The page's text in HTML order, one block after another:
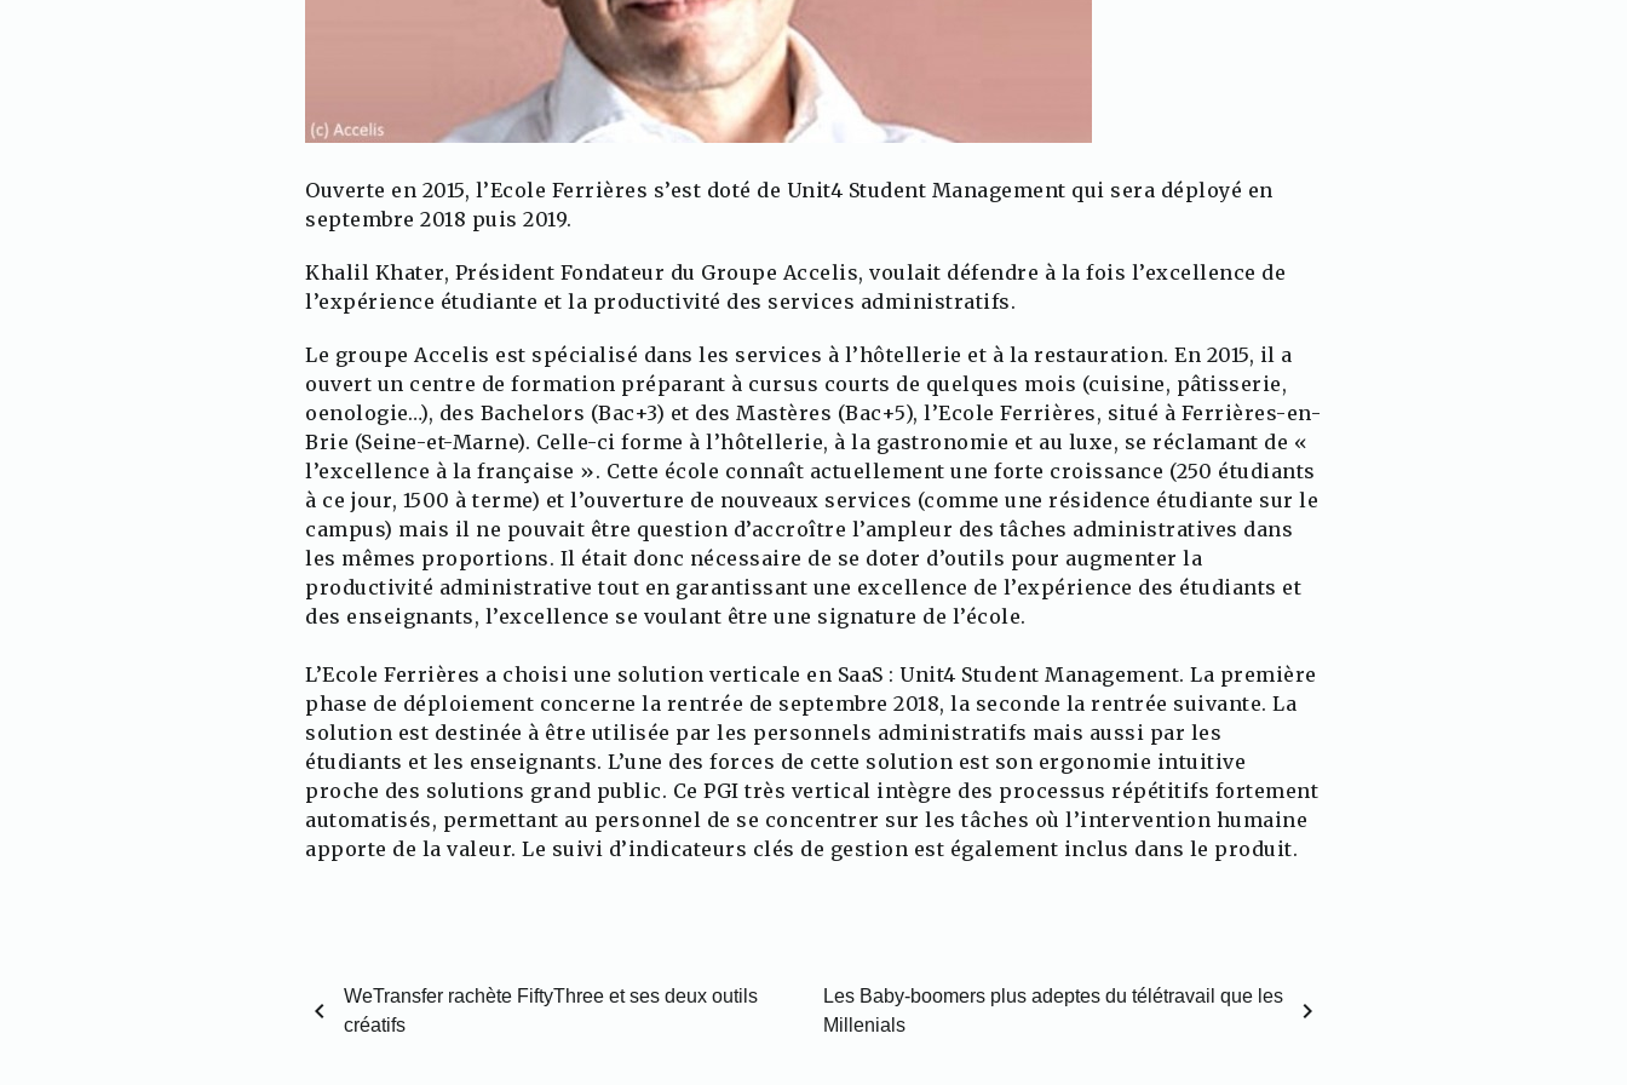
Ouverte en 2015, l’Ecole Ferrières s’est doté de Unit4 Student Management qui sera déployé en
septembre 2018 puis 2019.
Khalil Khater, Président Fondateur du Groupe Accelis, voulait défendre à la fois l’excellence de
l’expérience étudiante et la productivité des services administratifs.
Le groupe Accelis est spécialisé dans les services à l’hôtellerie et à la restauration. En 2015, il a
ouvert un centre de formation préparant à cursus courts de quelques mois (cuisine, pâtisserie,
oenologie…), des Bachelors (Bac+3) et des Mastères (Bac+5), l’Ecole Ferrières, situé à Ferrières-en-
Brie (Seine-et-Marne). Celle-ci forme à l’hôtellerie, à la gastronomie et au luxe, se réclamant de «
l’excellence à la française ». Cette école connaît actuellement une forte croissance (250 étudiants
à ce jour, 1500 à terme) et l’ouverture de nouveaux services (comme une résidence étudiante sur le
campus) mais il ne pouvait être question d’accroître l’ampleur des tâches administratives dans
les mêmes proportions. Il était donc nécessaire de se doter d’outils pour augmenter la
productivité administrative tout en garantissant une excellence de l’expérience des étudiants et
des enseignants, l’excellence se voulant être une signature de l’école.
L’Ecole Ferrières a choisi une solution verticale en SaaS : Unit4 Student Management. La première
phase de déploiement concerne la rentrée de septembre 2018, la seconde la rentrée suivante. La
solution est destinée à être utilisée par les personnels administratifs mais aussi par les
étudiants et les enseignants. L’une des forces de cette solution est son ergonomie intuitive
proche des solutions grand public. Ce PGI très vertical intègre des processus répétitifs fortement
automatisés, permettant au personnel de se concentrer sur les tâches où l’intervention humaine
apporte de la valeur. Le suivi d’indicateurs clés de gestion est également inclus dans le produit.
chevron_left
WeTransfer rachète FiftyThree et ses deux outils
créatifs
Les Baby-boomers plus adeptes du télétravail que les
Millenials
chevron_right